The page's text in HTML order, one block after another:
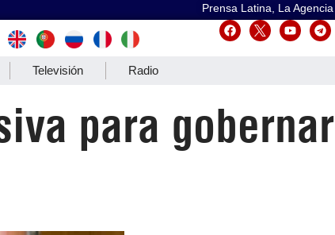
Prensa Latina, La Agencia
Televisión Radio
para gobernar